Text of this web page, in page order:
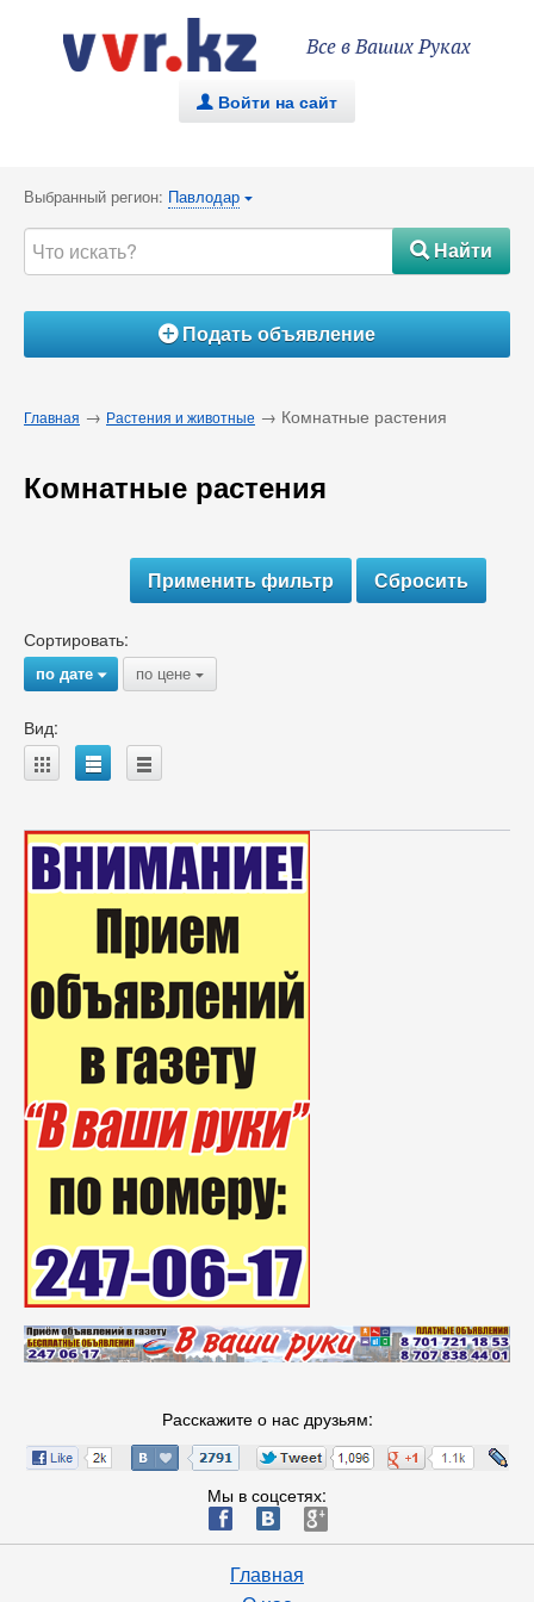
Все в Ваших Руках
. Войти на сайт
Выбранный регион: Павлодар {
#Найти
ÁПодать объявление
Главная → Растения и животные → Комнатные растения
Комнатные растения
Сортировать:
по дате{ по цене {
Вид:
A B C
Расскажите о нас друзьям:
Мы в соцсетях:
ä æ è
Главная